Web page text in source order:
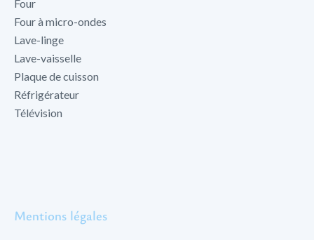
Four
Four à micro-ondes
Lave-linge
Lave-vaisselle
Plaque de cuisson
Réfrigérateur
Télévision
Mentions légales